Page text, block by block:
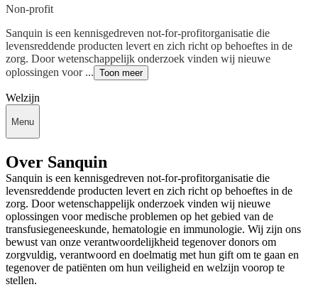
Non-profit
Sanquin is een kennisgedreven not-for-profitorganisatie die
levensreddende producten levert en zich richt op behoeftes in de
zorg. Door wetenschappelijk onderzoek vinden wij nieuwe
oplossingen voor ... Toon meer
Welzijn
Menu
Over Sanquin
Sanquin is een kennisgedreven not-for-profitorganisatie die
levensreddende producten levert en zich richt op behoeftes in de
zorg. Door wetenschappelijk onderzoek vinden wij nieuwe
oplossingen voor medische problemen op het gebied van de
transfusiegeneeskunde, hematologie en immunologie. Wij zijn ons
bewust van onze verantwoordelijkheid tegenover donors om
zorgvuldig, verantwoord en doelmatig met hun gift om te gaan en
tegenover de patiënten om hun veiligheid en welzijn voorop te
stellen.